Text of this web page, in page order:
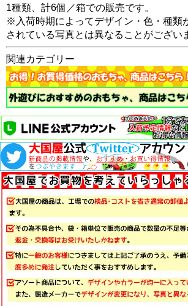
1種類、計6個／箱での販売です。
※入荷時期によってデザイン・色・種類
されている写真とは異なることがござい
関連カテゴリー